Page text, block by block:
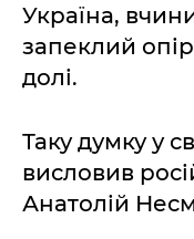
Україна,
запеклий
долі.
Таку думку у
висловив
Анатолій